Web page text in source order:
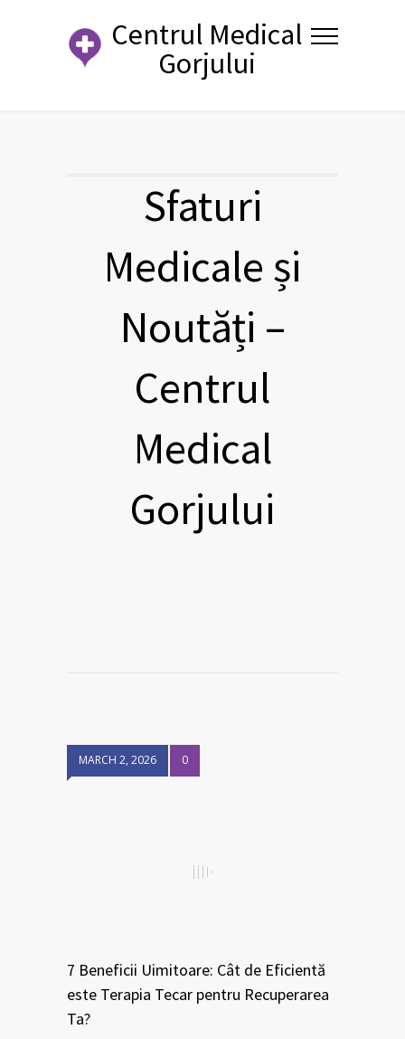
Centrul Medical
Gorjului
Sfaturi
Medicale și
Noutăți –
Centrul
Medical
Gorjului
MARCH 2, 2026 0
7 Beneficii Uimitoare: Cât de Eficientă
este Terapia Tecar pentru Recuperarea
Ta?